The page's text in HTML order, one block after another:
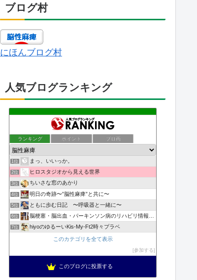
ブログ村
にほんブログ村
人気ブログランキング
ランキング ポイント ブロ画
1位 まっ、いいっか。
2位 ヒロスタジオから見える世界
3位 ちいさな窓のあかり
4位 明日の奇跡〜”脳性麻痺”と共に〜
5位 ともに歩む日記 〜呼吸器と一緒に〜
6位 脳梗塞・脳出血・パーキンソン病のリハビリ情報ラボ
7位 hiyoのゆるーいKis-My-Ft2時々プラベ
このカテゴリを全て表示
参加する
このブログに投票する